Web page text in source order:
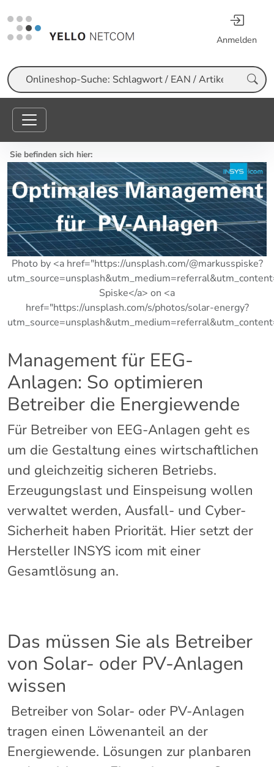
Anmelden
Suche
Sie befinden sich hier:
Photo by <a href="https://unsplash.com/@markusspiske?
Spiske</a> on <a
href="https://unsplash.com/s/photos/solar-energy?
Management für EEG-
Anlagen: So optimieren
Betreiber die Energiewende
Für Betreiber von EEG-Anlagen geht es
um die Gestaltung eines wirtschaftlichen
und gleichzeitig sicheren Betriebs.
Erzeugungslast und Einspeisung wollen
verwaltet werden, Ausfall- und Cyber-
Sicherheit haben Priorität. Hier setzt der
Hersteller INSYS icom mit einer
Gesamtlösung an.
Das müssen Sie als Betreiber
von Solar- oder PV-Anlagen
wissen
Betreiber von Solar- oder PV-Anlagen
tragen einen Löwenanteil an der
Energiewende. Lösungen zur planbaren